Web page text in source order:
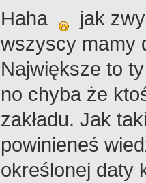
Haha
jak
wszyscy mamy
Największe to
no chyba że
zakładu. Jak
powinieneś
określonej daty